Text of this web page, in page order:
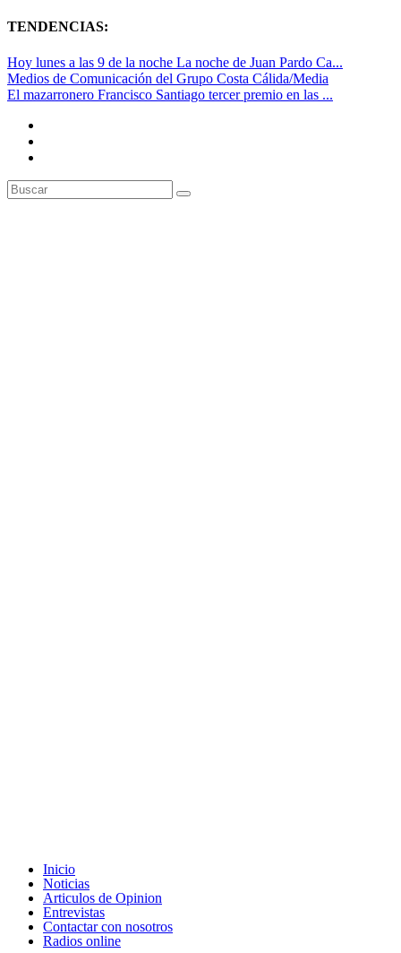
TENDENCIAS:
Hoy lunes a las 9 de la noche La noche de Juan Pardo Ca...
Medios de Comunicación del Grupo Costa Cálida/Media
El mazarronero Francisco Santiago tercer premio en las ...
Inicio
Noticias
Articulos de Opinion
Entrevistas
Contactar con nosotros
Radios online